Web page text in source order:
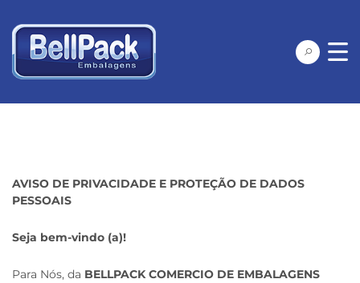
AVISO DE PRIVACIDADE E PROTEÇÃO DE DADOS
PESSOAIS
Seja bem-vindo (a)!
Para Nós, da BELLPACK COMERCIO DE EMBALAGENS